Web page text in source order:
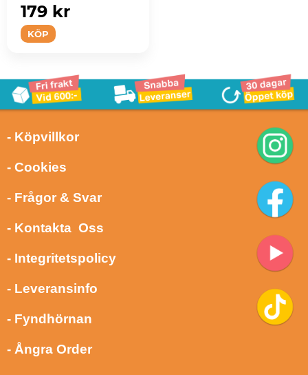
KÖP
179 kr
- Köpvillkor
- Cookies
- Frågor & Svar
- Kontakta Oss
- Integritetspolicy
- Leveransinfo
- Fyndhörnan
- Ångra Order